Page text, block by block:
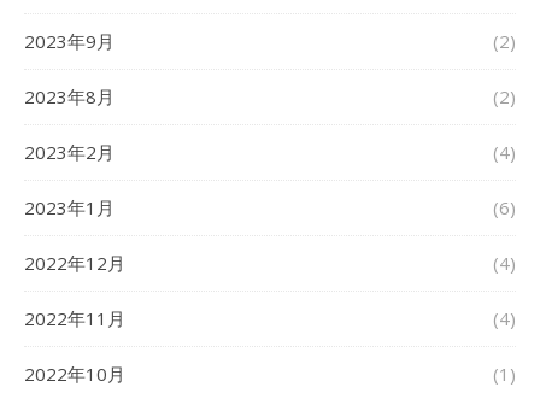
2023年9月 (2)
2023年8月 (2)
2023年2月 (4)
2023年1月 (6)
2022年12月 (4)
2022年11月 (4)
2022年10月 (1)